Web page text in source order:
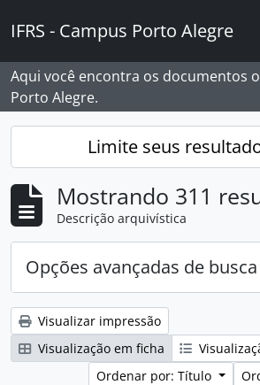
IFRS - Campus Porto Alegre
Aqui você encontra os documentos
Porto Alegre.
Limite seus
Mostrando 311
Descrição arquivística
Opções avançadas de busca
Visualizar impressão
Visualização em ficha
Ordenar por: Título